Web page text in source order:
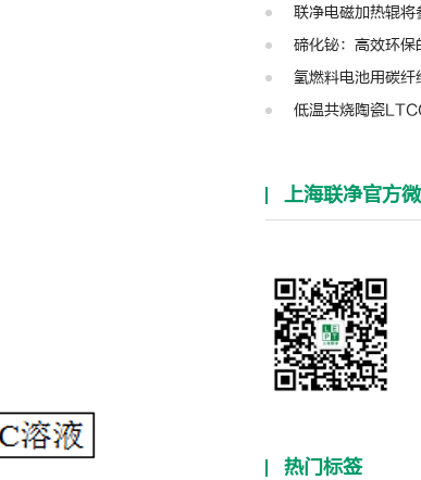
联净电磁加热辊将参展
碲化铋：高效环保
氢燃料电池用碳
低温共烧陶瓷
上海联净官方
热门标签